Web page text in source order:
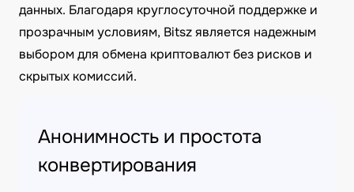
данных. Благодаря круглосуточной поддержке и
прозрачным условиям, Bitsz является надежным
выбором для обмена криптовалют без рисков и
скрытых комиссий.
Анонимность и простота
конвертирования